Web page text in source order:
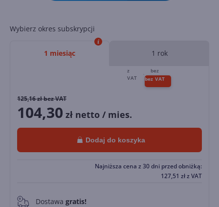
Wybierz okres subskrypcji
1 miesiąc 1 rok
125,16zł bez VAT
104,30 zł netto / mies.
Dodaj do koszyka
Najniższa cena z 30 dni przed obniżką:
127,51 złz VAT
0 Dostawa gratis!